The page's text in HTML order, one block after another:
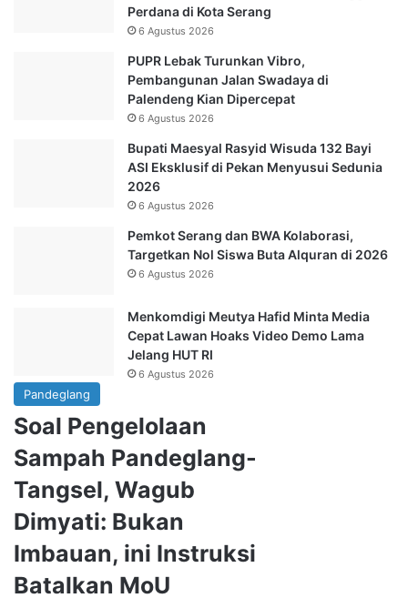
Perdana di Kota Serang
6 Agustus 2026
PUPR Lebak Turunkan Vibro,
Pembangunan Jalan Swadaya di
Palendeng Kian Dipercepat
6 Agustus 2026
Bupati Maesyal Rasyid Wisuda 132 Bayi
ASI Eksklusif di Pekan Menyusui Sedunia
2026
6 Agustus 2026
Pemkot Serang dan BWA Kolaborasi,
Targetkan Nol Siswa Buta Alquran di 2026
6 Agustus 2026
Menkomdigi Meutya Hafid Minta Media
Cepat Lawan Hoaks Video Demo Lama
Jelang HUT RI
6 Agustus 2026